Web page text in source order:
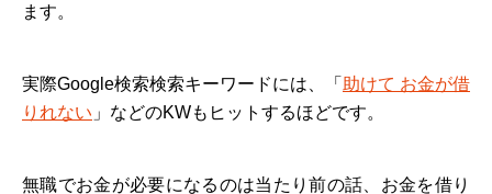
ます。
実際Google検索検索キーワードには、「 助けて お金が借
りれない 」などのKWもヒットするほどです。
無職でお金が必要になるのは当たり前の話、お金を借り